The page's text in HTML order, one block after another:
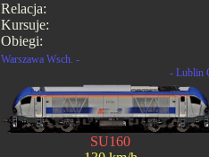
Relacja:
Kursuje:
Obiegi:
Warszawa Wsch. -
- Lublin
SU160